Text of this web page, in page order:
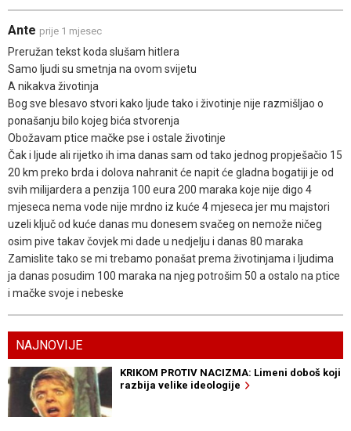
Ante prije 1 mjesec
Preružan tekst koda slušam hitlera
Samo ljudi su smetnja na ovom svijetu
A nikakva životinja
Bog sve blesavo stvori kako ljude tako i životinje nije razmišljao o
ponašanju bilo kojeg bića stvorenja
Obožavam ptice mačke pse i ostale životinje
Čak i ljude ali rijetko ih ima danas sam od tako jednog propješačio 15
20 km preko brda i dolova nahranit će napit će gladna bogatiji je od
svih milijardera a penzija 100 eura 200 maraka koje nije digo 4
mjeseca nema vode nije mrdno iz kuće 4 mjeseca jer mu majstori
uzeli ključ od kuće danas mu donesem svačeg on nemože ničeg
osim pive takav čovjek mi dade u nedjelju i danas 80 maraka
Zamislite tako se mi trebamo ponašat prema životinjama i ljudima
ja danas posudim 100 maraka na njeg potrošim 50 a ostalo na ptice
i mačke svoje i nebeske
NAJNOVIJE
KRIKOM PROTIV NACIZMA: Limeni doboš koji
razbija velike ideologije